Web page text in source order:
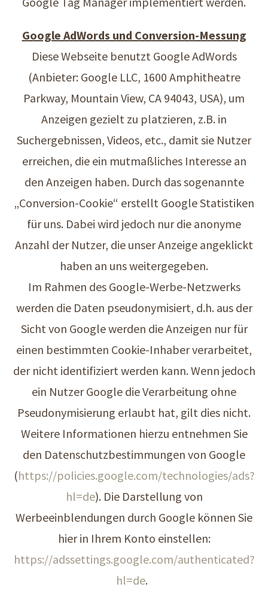
Google AdWords und Conversion-Messung
Diese Webseite benutzt Google AdWords
(Anbieter: Google LLC, 1600 Amphitheatre
Parkway, Mountain View, CA 94043, USA), um
Anzeigen gezielt zu platzieren, z.B. in
Suchergebnissen, Videos, etc., damit sie Nutzer
erreichen, die ein mutmaßliches Interesse an
den Anzeigen haben. Durch das sogenannte
„Conversion-Cookie“ erstellt Google Statistiken
für uns. Dabei wird jedoch nur die anonyme
Anzahl der Nutzer, die unser Anzeige angeklickt
haben an uns weitergegeben.
Im Rahmen des Google-Werbe-Netzwerks
werden die Daten pseudonymisiert, d.h. aus der
Sicht von Google werden die Anzeigen nur für
einen bestimmten Cookie-Inhaber verarbeitet,
der nicht identifiziert werden kann. Wenn jedoch
ein Nutzer Google die Verarbeitung ohne
Pseudonymisierung erlaubt hat, gilt dies nicht.
Weitere Informationen hierzu entnehmen Sie
den Datenschutzbestimmungen von Google
(https://policies.google.com/technologies/ads?
hl=de). Die Darstellung von
Werbeeinblendungen durch Google können Sie
hier in Ihrem Konto einstellen:
https://adssettings.google.com/authenticated?
hl=de.